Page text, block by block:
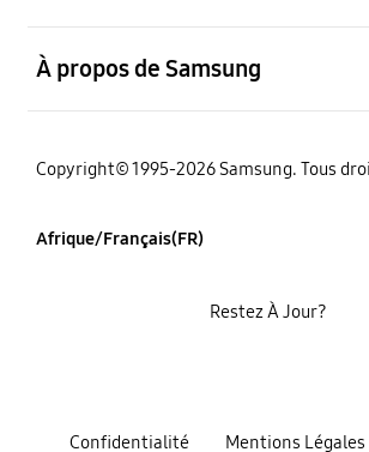
À propos de Samsung
Copyright© 1995-2026 Samsung. Tous
Afrique/Français(FR)
Confidentialité Mentions Légales
Restez À Jour?